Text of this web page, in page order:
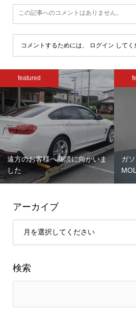
この記事へのコメントはありません。
コメントするためには、 ログイン してく
featured
遠方のお客様へ商談に向かいま
した
ガ
アーカイブ
検索